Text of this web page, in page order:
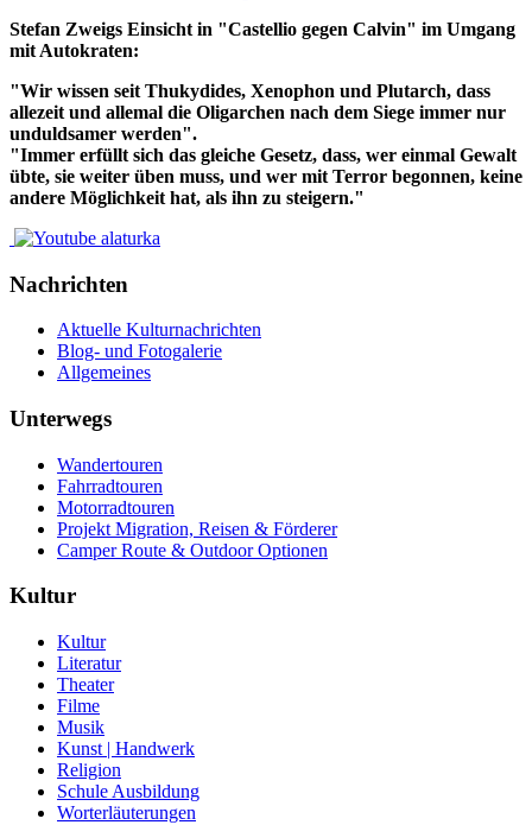
Stefan Zweigs Einsicht in "Castellio gegen Calvin" im Umgang
mit Autokraten:
"Wir wissen seit Thukydides, Xenophon und Plutarch, dass
allezeit und allemal die Oligarchen nach dem Siege immer nur
unduldsamer werden".
"Immer erfüllt sich das gleiche Gesetz, dass, wer einmal Gewalt
übte, sie weiter üben muss, und wer mit Terror begonnen, keine
andere Möglichkeit hat, als ihn zu steigern."
Nachrichten
Aktuelle Kulturnachrichten
Blog- und Fotogalerie
Allgemeines
Unterwegs
Wandertouren
Fahrradtouren
Motorradtouren
Projekt Migration, Reisen & Förderer
Camper Route & Outdoor Optionen
Kultur
Kultur
Literatur
Theater
Filme
Musik
Kunst | Handwerk
Religion
Schule Ausbildung
Worterläuterungen